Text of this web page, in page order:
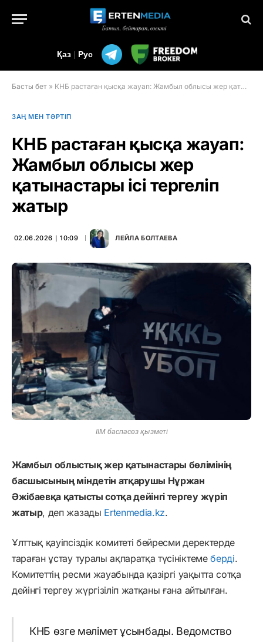
Қаз | Рус
Басты бет » КНБ растаған қысқа жауап: Жамбыл облысы жер қатынастары ісі тергеліп жатыр
ЗАҢ МЕН ТӘРТІП
КНБ растаған қысқа жауап:
Жамбыл облысы жер
қатынастары ісі тергеліп
жатыр
02.06.2026 ∣ 10:09 ЛЕЙЛА БОЛТАЕВА
ІІМ баспасөз қызметі
Жамбыл облыстық жер қатынастары бөлімінің
басшысының міндетін атқарушы Нұржан
Әжібаевқа қатысты сотқа дейінгі тергеу жүріп
жатыр, деп жазады Ertenmedia.kz.
Ұлттық қауіпсіздік комитеті бейресми деректерде
тараған ұстау туралы ақпаратқа түсініктемеберді.
Комитеттің ресми жауабында қазіргі уақытта сотқа
дейінгі тергеу жүргізіліп жатқаны ғана айтылған.
КНБ өзге мәлімет ұсынбады. Ведомство